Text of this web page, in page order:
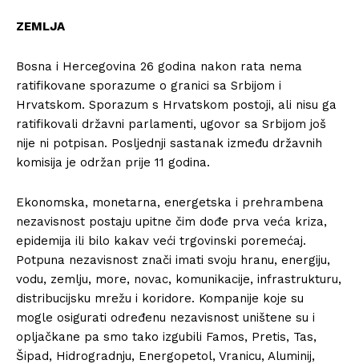
ZEMLJA
Bosna i Hercegovina 26 godina nakon rata nema
ratifikovane sporazume o granici sa Srbijom i
Hrvatskom. Sporazum s Hrvatskom postoji, ali nisu ga
ratifikovali državni parlamenti, ugovor sa Srbijom još
nije ni potpisan. Posljednji sastanak između državnih
komisija je održan prije 11 godina.
Ekonomska, monetarna, energetska i prehrambena
nezavisnost postaju upitne čim dođe prva veća kriza,
epidemija ili bilo kakav veći trgovinski poremećaj.
Potpuna nezavisnost znači imati svoju hranu, energiju,
vodu, zemlju, more, novac, komunikacije, infrastrukturu,
distribucijsku mrežu i koridore. Kompanije koje su
mogle osigurati određenu nezavisnost uništene su i
opljačkane pa smo tako izgubili Famos, Pretis, Tas,
Šipad, Hidrogradnju, Energopetol, Vranicu, Aluminij,